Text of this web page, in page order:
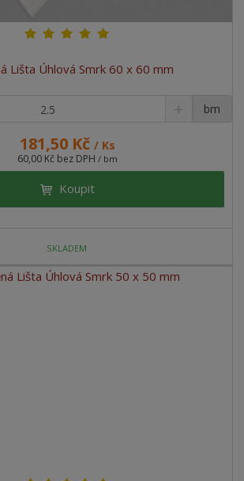
Lišta Úhlová Smrk 60 x 60 mm
181,50 Kč / Ks
60,00 Kč bez DPH / bm
bm
Koupit
SKLADEM